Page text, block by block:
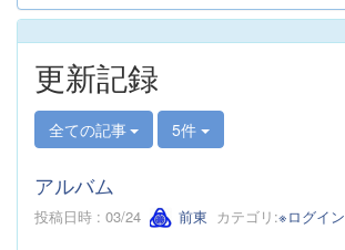
更新記録
全ての記事 5件
アルバム
投稿日時 : 03/24 前東 カテゴリ:※ログイン